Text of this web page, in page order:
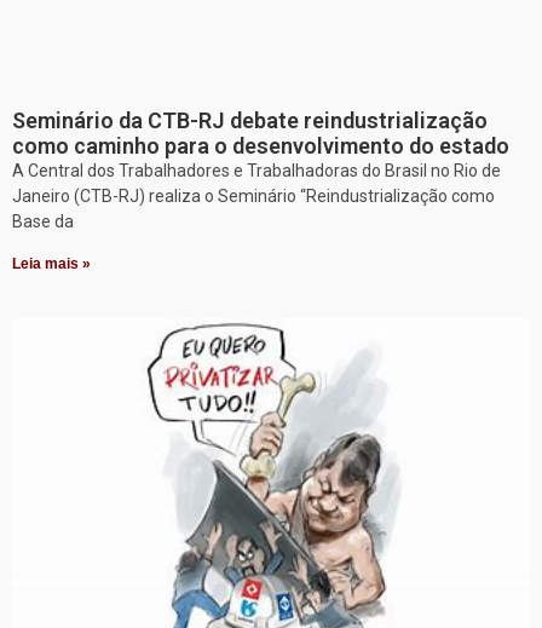
Seminário da CTB-RJ debate reindustrialização
como caminho para o desenvolvimento do estado
A Central dos Trabalhadores e Trabalhadoras do Brasil no Rio de
Janeiro (CTB-RJ) realiza o Seminário “Reindustrialização como
Base da
Leia mais »